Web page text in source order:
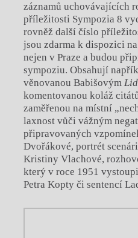
záznamů uchovávajících
příležitosti Sympozia 8
rovněž další číslo
jsou zdarma k dispozici
nejen v Praze a budou
sympoziu. Obsahují
věnovanou Babišovým
komentovanou koláž
zaměřenou na místní
laxnost vůči vážným
připravovaných
Dvořákové, portrét
Kristiny Vlachové,
který v roce 1951
Petra Kopty či sentencí